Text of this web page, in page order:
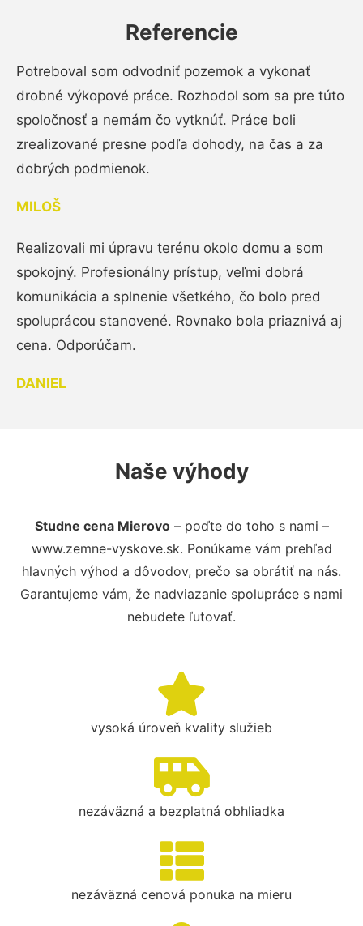
Referencie
Potreboval som odvodniť pozemok a vykonať
drobné výkopové práce. Rozhodol som sa pre túto
spoločnosť a nemám čo vytknúť. Práce boli
zrealizované presne podľa dohody, na čas a za
dobrých podmienok.
MILOŠ
Realizovali mi úpravu terénu okolo domu a som
spokojný. Profesionálny prístup, veľmi dobrá
komunikácia a splnenie všetkého, čo bolo pred
spoluprácou stanovené. Rovnako bola priaznivá aj
cena. Odporúčam.
DANIEL
Naše výhody
Studne cena Mierovo– poďte do toho s nami –
www.zemne-vyskove.sk. Ponúkame vám prehľad
hlavných výhod a dôvodov, prečo sa obrátiť na nás.
Garantujeme vám, že nadviazanie spolupráce s nami
nebudete ľutovať.
vysoká úroveň kvality služieb
nezáväzná a bezplatná obhliadka
nezáväzná cenová ponuka na mieru